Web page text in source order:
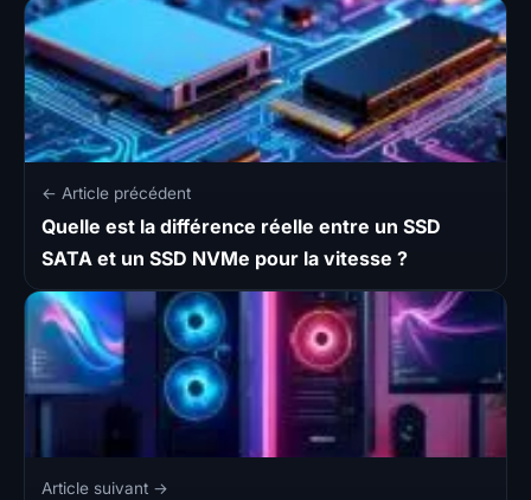
← Article précédent
Quelle est la différence réelle entre un SSD
SATA et un SSD NVMe pour la vitesse ?
Article suivant →